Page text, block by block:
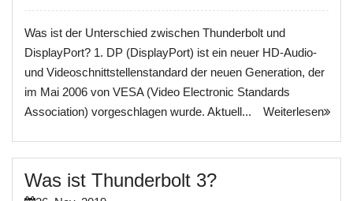
Was ist der Unterschied zwischen Thunderbolt und
DisplayPort? 1. DP (DisplayPort) ist ein neuer HD-Audio-
und Videoschnittstellenstandard der neuen Generation, der
im Mai 2006 von VESA (Video Electronic Standards
Association) vorgeschlagen wurde. Aktuell...
Weiterlesen
Was ist Thunderbolt 3?